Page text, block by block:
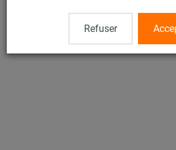
Refuser
Console rail
Console rail MPC 27/18, Longueur